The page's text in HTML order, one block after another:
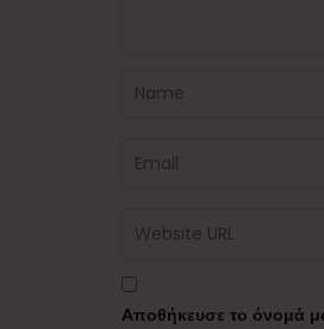
Αποθήκευσε το όνομά